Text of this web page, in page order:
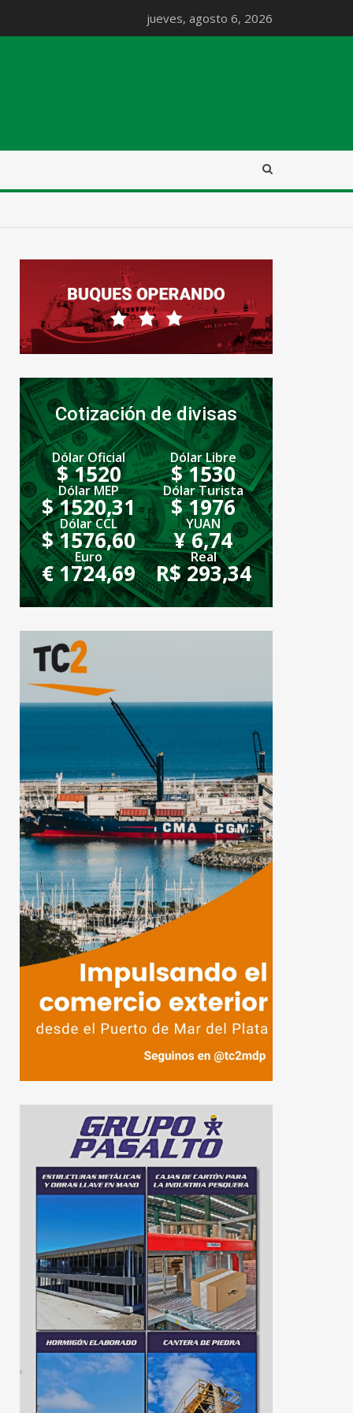
jueves, agosto 6, 2026
Cotización de divisas
Dólar Oficial
$ 1520
Dólar Libre
$ 1530
Dólar MEP
$ 1520,31
Dólar Turista
$ 1976
Dólar CCL
$ 1576,60
YUAN
¥ 6,74
Euro
€ 1724,69
Real
R$ 293,34